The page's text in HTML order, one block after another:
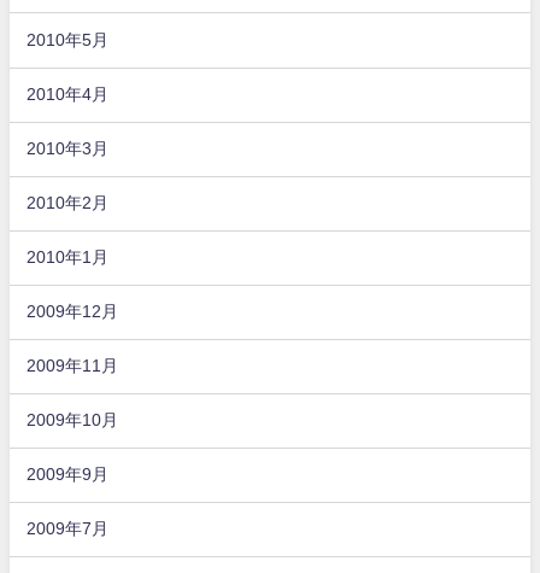
2010年5月
2010年4月
2010年3月
2010年2月
2010年1月
2009年12月
2009年11月
2009年10月
2009年9月
2009年7月